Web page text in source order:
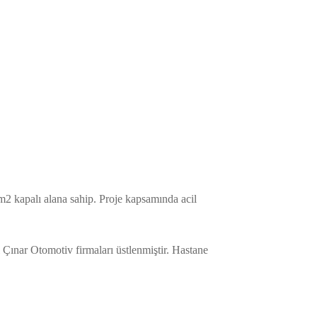
kapalı alana sahip. Proje kapsamında acil
Otomotiv firmaları üstlenmiştir. Hastane